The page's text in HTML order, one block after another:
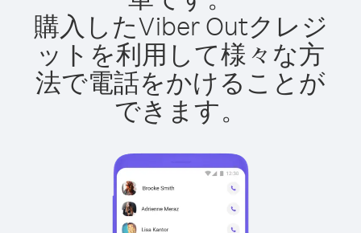
購入したViber Outクレジ
ットを利用して様々な方
法で電話をかけることが
できます。